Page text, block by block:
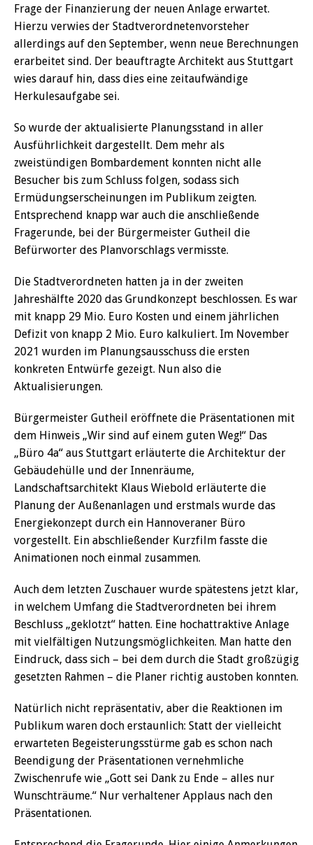
Frage der Finanzierung der neuen Anlage erwartet.
Hierzu verwies der Stadtverordnetenvorsteher
allerdings auf den September, wenn neue Berechnungen
erarbeitet sind. Der beauftragte Architekt aus Stuttgart
wies darauf hin, dass dies eine zeitaufwändige
Herkulesaufgabe sei.
So wurde der aktualisierte Planungsstand in aller
Ausführlichkeit dargestellt. Dem mehr als
zweistündigen Bombardement konnten nicht alle
Besucher bis zum Schluss folgen, sodass sich
Ermüdungserscheinungen im Publikum zeigten.
Entsprechend knapp war auch die anschließende
Fragerunde, bei der Bürgermeister Gutheil die
Befürworter des Planvorschlags vermisste.
Die Stadtverordneten hatten ja in der zweiten
Jahreshälfte 2020 das Grundkonzept beschlossen. Es war
mit knapp 29 Mio. Euro Kosten und einem jährlichen
Defizit von knapp 2 Mio. Euro kalkuliert. Im November
2021 wurden im Planungsausschuss die ersten
konkreten Entwürfe gezeigt. Nun also die
Aktualisierungen.
Bürgermeister Gutheil eröffnete die Präsentationen mit
dem Hinweis „Wir sind auf einem guten Weg!“ Das
„Büro 4a“ aus Stuttgart erläuterte die Architektur der
Gebäudehülle und der Innenräume,
Landschaftsarchitekt Klaus Wiebold erläuterte die
Planung der Außenanlagen und erstmals wurde das
Energiekonzept durch ein Hannoveraner Büro
vorgestellt. Ein abschließender Kurzfilm fasste die
Animationen noch einmal zusammen.
Auch dem letzten Zuschauer wurde spätestens jetzt klar,
in welchem Umfang die Stadtverordneten bei ihrem
Beschluss „geklotzt“ hatten. Eine hochattraktive Anlage
mit vielfältigen Nutzungsmöglichkeiten. Man hatte den
Eindruck, dass sich – bei dem durch die Stadt großzügig
gesetzten Rahmen – die Planer richtig austoben konnten.
Natürlich nicht repräsentativ, aber die Reaktionen im
Publikum waren doch erstaunlich: Statt der vielleicht
erwarteten Begeisterungsstürme gab es schon nach
Beendigung der Präsentationen vernehmliche
Zwischenrufe wie „Gott sei Dank zu Ende – alles nur
Wunschträume.“ Nur verhaltener Applaus nach den
Präsentationen.